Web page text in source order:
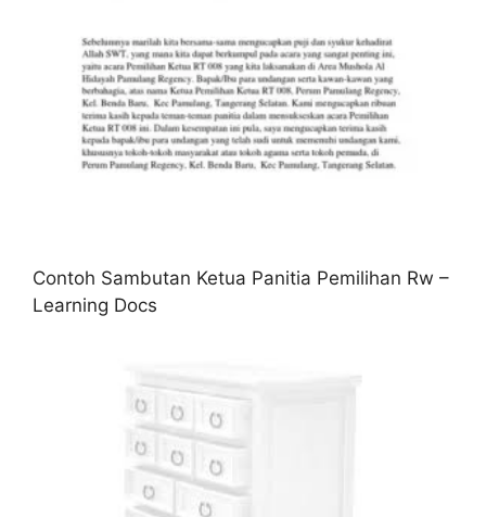
Contoh Sambutan Ketua Panitia Pemilihan Rw –
Learning Docs